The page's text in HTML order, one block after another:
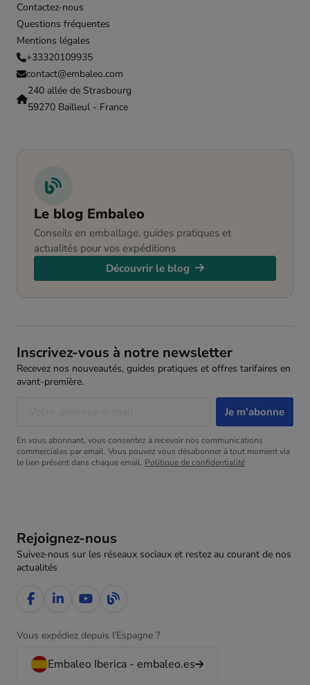
Contactez-nous
Questions fréquentes
Mentions légales
+33320109935
contact@embaleo.com
240 allée de Strasbourg
59270 Bailleul - France
Le blog Embaleo
Conseils en emballage, guides pratiques et
actualités pour vos expéditions
Découvrir le blog
Rejoignez-nous
Suivez-nous sur les réseaux sociaux et restez au courant de nos
actualités
Vous expédiez depuis l'Espagne ?
Embaleo Iberica - embaleo.es
Inscrivez-vous à notre newsletter
Recevez nos nouveautés, guides pratiques et offres tarifaires en
avant-première.
En vous abonnant, vous consentez à recevoir nos communications
commerciales par email. Vous pouvez vous désabonner à tout moment via
le lien présent dans chaque email. Politique de confidentialité